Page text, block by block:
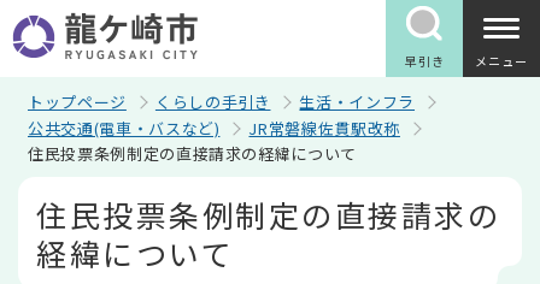
の
ペ
早引き メニュー
トップページ くらしの手引き
生活・インフラ
公共交通(電車・バスなど)
JR常磐線佐貫駅改称
住民投票条例制定の直接請求の経緯について
住民投票条例制定の直接請求の
経緯について